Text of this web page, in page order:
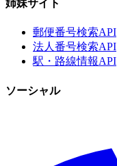
姉妹サイト
郵便番号検索API
法人番号検索API
駅・路線情報API
ソーシャル